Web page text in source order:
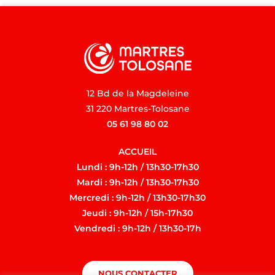
12 Bd de la Magdeleine
31 220 Martres-Tolosane
05 61 98 80 02
ACCUEIL
Lundi : 9h-12h / 13h30-17h30
Mardi : 9h-12h / 13h30-17h30
Mercredi : 9h-12h / 13h30-17h30
Jeudi : 9h-12h / 15h-17h30
Vendredi : 9h-12h / 13h30-17h